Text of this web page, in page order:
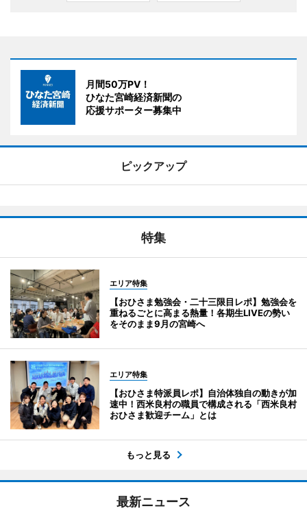
月間50万PV！
ひなた宮崎経済新聞の
応援サポーター募集中
ピックアップ
特集
エリア特集
【おひさま勉強会・二十三限目レポ】勉強会を
重ねるごとに高まる熱量！各期生LIVEの勢い
をそのまま9月の宮崎へ
エリア特集
【おひさま特派員レポ】自治体独自の動きが加
速中！西米良村の職員で構成される「西米良村
おひさま歓迎チーム」とは
もっと見る
最新ニュース